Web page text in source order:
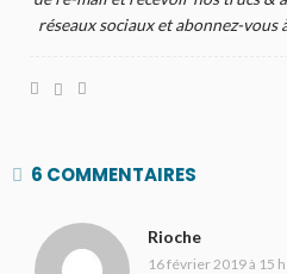
réseaux sociaux et abonnez-
6 COMMENTAIRES
Rioche
16 février 2019 à 15